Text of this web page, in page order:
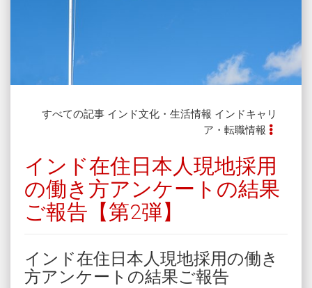
すべての記事 インド文化・生活情報 インドキャリ
ア・転職情報
インド在住日本人現地採用
の働き方アンケートの結果
ご報告【第2弾】
インド在住日本人現地採用の働き
方アンケートの結果ご報告